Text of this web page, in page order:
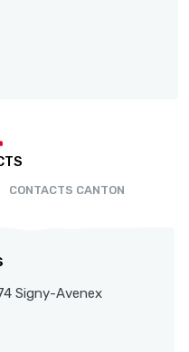
CONTACTS CANTON
Signy-Avenex